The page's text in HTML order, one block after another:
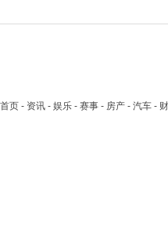
首页 - 资讯 - 娱乐 - 赛事 - 房产 - 汽车 -